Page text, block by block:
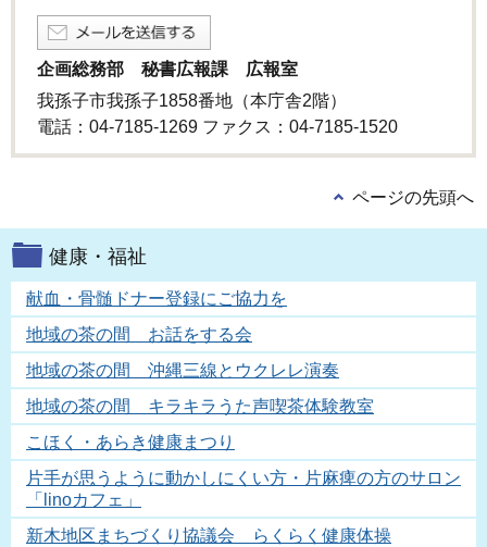
企画総務部 秘書広報課 広報室
我孫子市我孫子1858番地（本庁舎2階）
電話：04-7185-1269 ファクス：04-7185-1520
ページの先頭へ
健康・福祉
献血・骨髄ドナー登録にご協力を
地域の茶の間 お話をする会
地域の茶の間 沖縄三線とウクレレ演奏
地域の茶の間 キラキラうた声喫茶体験教室
こほく・あらき健康まつり
片手が思うように動かしにくい方・片麻痺の方のサロン
「linoカフェ」
新木地区まちづくり協議会 らくらく健康体操